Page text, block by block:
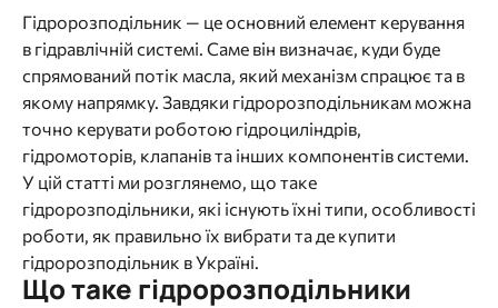
Гідророзподільник — це основний елемент керування
в гідравлічній системі. Саме він визначає, куди буде
спрямований потік масла, який механізм спрацює та в
якому напрямку. Завдяки гідророзподільникам можна
точно керувати роботою гідроциліндрів,
гідромоторів, клапанів та інших компонентів системи.
У цій статті ми розглянемо, що таке
гідророзподільники, які існують їхні типи, особливості
роботи, як правильно їх вибрати та де купити
гідророзподільник в Україні.
Що таке гідророзподільники